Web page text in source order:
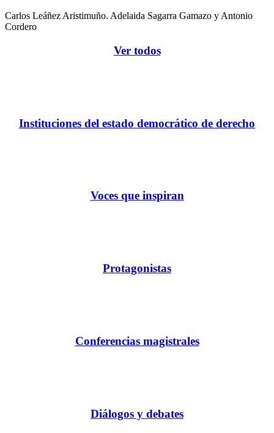
Carlos Leáñez Aristimuño. Adelaida Sagarra Gamazo y Antonio
Cordero
Ver todos
Instituciones del estado democrático de derecho
Voces que inspiran
Protagonistas
Conferencias magistrales
Diálogos y debates